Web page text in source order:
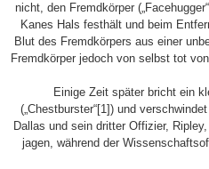
nicht, den Fremdkörper
Kanes Hals festhält und beim
Blut des Fremdkörpers aus einer
Fremdkörper jedoch von selbst tot
Einige Zeit später bricht ein
(„Chestburster“[1]) und
Dallas und sein dritter Offizier,
jagen, während der